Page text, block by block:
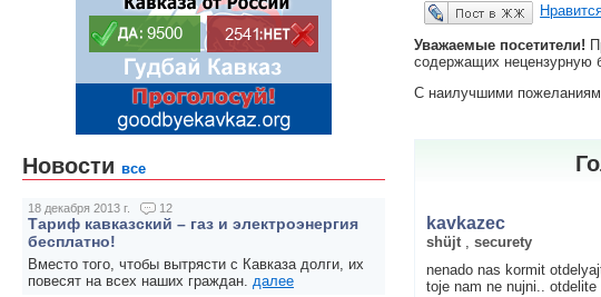
Опубликовать в ЖЖ
Уважаемые посетители!
содержащих нецензурную
С наилучшими
kavkazec
shüjt ,securety
nenado nas kormit
toje nam ne nujni..
Новости все
18 декабря 2013 г. 12
Тариф кавказский – газ и электроэнергия
бесплатно!
Вместо того, чтобы вытрясти с Кавказа долги, их
повесят на всех наших граждан. далее